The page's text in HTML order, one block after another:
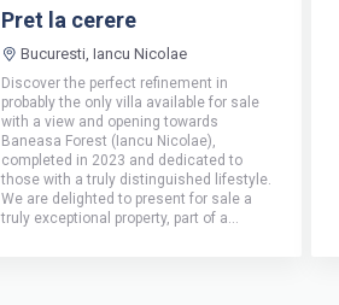
Pret la cerere
Bucuresti, Iancu Nicolae
Discover the perfect refinement in
probably the only villa available for sale
with a view and opening towards
Baneasa Forest (Iancu Nicolae),
completed in 2023 and dedicated to
those with a truly distinguished lifestyle.
We are delighted to present for sale a
truly exceptional property, part of a...